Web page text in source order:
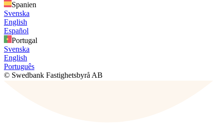
Spanien
Svenska
English
Español
Portugal
Svenska
English
Português
© Swedbank Fastighetsbyrå AB